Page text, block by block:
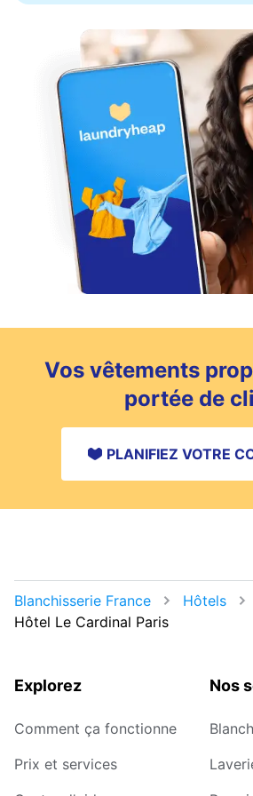
Vos vêtements
portée de
PLANIFIEZ VOTRE
Blanchisserie France Hôtels
Hôtel Le Cardinal Paris
Explorez
Comment ça fonctionne
Prix et services
Nos